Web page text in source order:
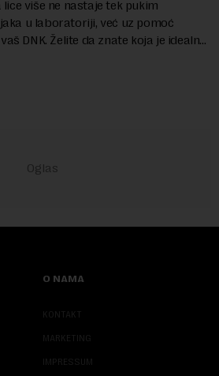
više ne nastaje tek pukim
u laboratoriji, već uz pomoć
DNK. Želite da znate koja je idealna
O NAMA
KONTAKT
MARKETING
IMPRESSUM